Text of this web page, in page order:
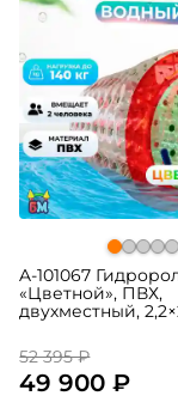
A-101067
«Цветной», ПВХ,
двухместный,
52 395 ₽
49 900 ₽